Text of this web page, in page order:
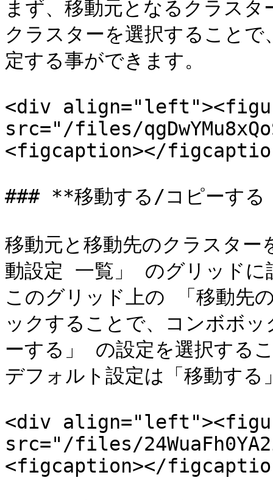
まず、移動元となるクラス
クラスターを選択すること
定する事ができます。
<div
src="/files/
<figcaption></
### **移動する/コピーす
移動元と移動先のクラスター
動設定 一覧」 のグリッドに
このグリッド上の 「移動先
ックすることで、コンボボ
ーする」 の設定を選択する
デフォルト設定は「移動する
<div
src="/files/
<figcaption></